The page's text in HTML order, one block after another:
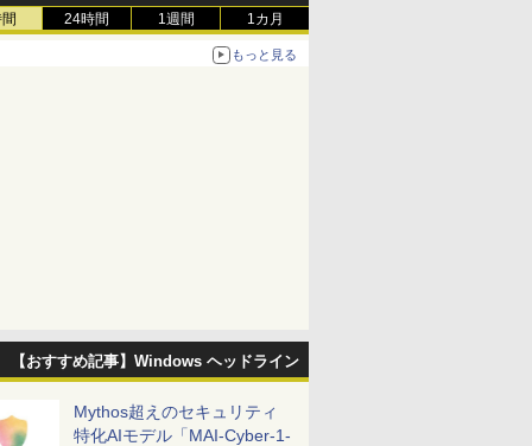
24時間 1週間 1カ月
もっと見る
【おすすめ記事】Windows ヘッドライン
Mythos超えのセキュリティ
特化AIモデル「MAI-Cyber-1-